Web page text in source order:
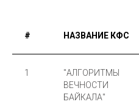
# НАЗВАНИЕ КФС
1
"АЛГОРИТМЫ
ВЕЧНОСТИ
БАЙКАЛА"